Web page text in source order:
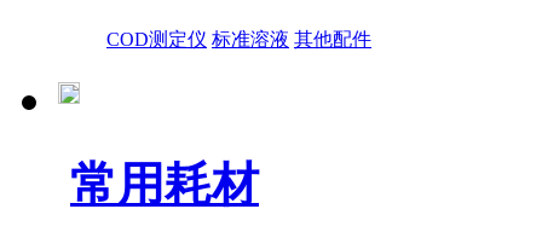
COD测定仪 标准溶液 其他配件
常用耗材